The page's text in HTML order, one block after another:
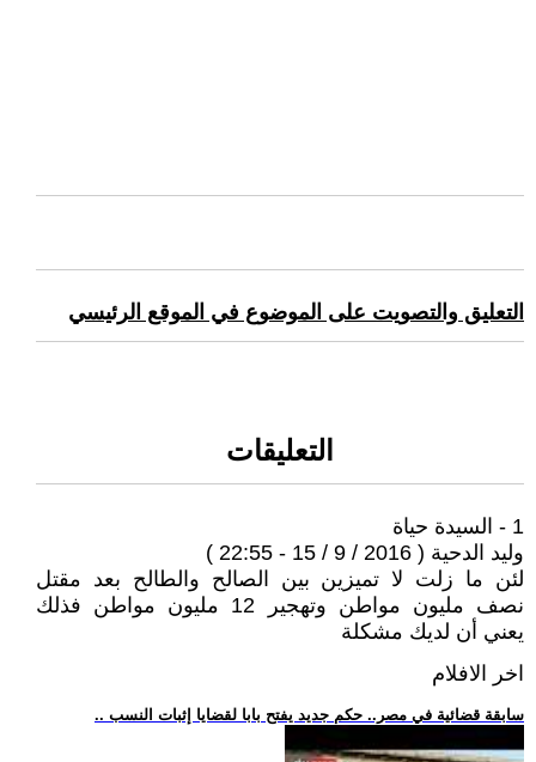
التعليق والتصويت على الموضوع في الموقع الرئيسي
التعليقات
1 - السيدة حياة
وليد الدحية ( 2016 / 9 / 15 - 22:55 )
لئن ما زلت لا تميزين بين الصالح والطالح بعد مقتل
نصف مليون مواطن وتهجير 12 مليون مواطن فذلك
يعني أن لديك مشكلة
اخر الافلام
.. سابقة قضائية في مصر.. حكم جديد يفتح بابا لقضايا إثبات النسب